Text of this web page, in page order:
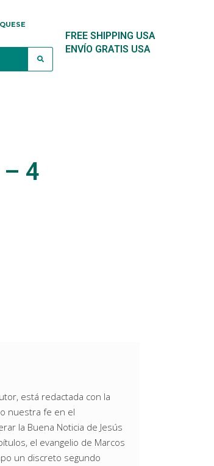
FREE SHIPPING USA
ENVÍO GRATIS USA
4
está redactada con la
nuestra fe en el
la Buena Noticia de Jesús
el evangelio de Marcos
un discreto segundo